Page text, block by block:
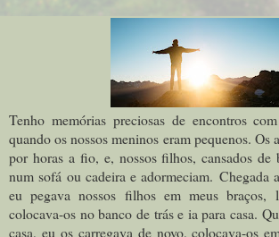
Tenho memórias preciosas de encontros
quando os nossos meninos eram pequenos. Os
por horas a fio, e, nossos filhos, cansados de
num sofá ou cadeira e adormeciam. Chegada
eu pegava nossos filhos em meus braços,
colocava-os no banco de trás e ia para casa.
casa, eu os carregava de novo, colocava-os